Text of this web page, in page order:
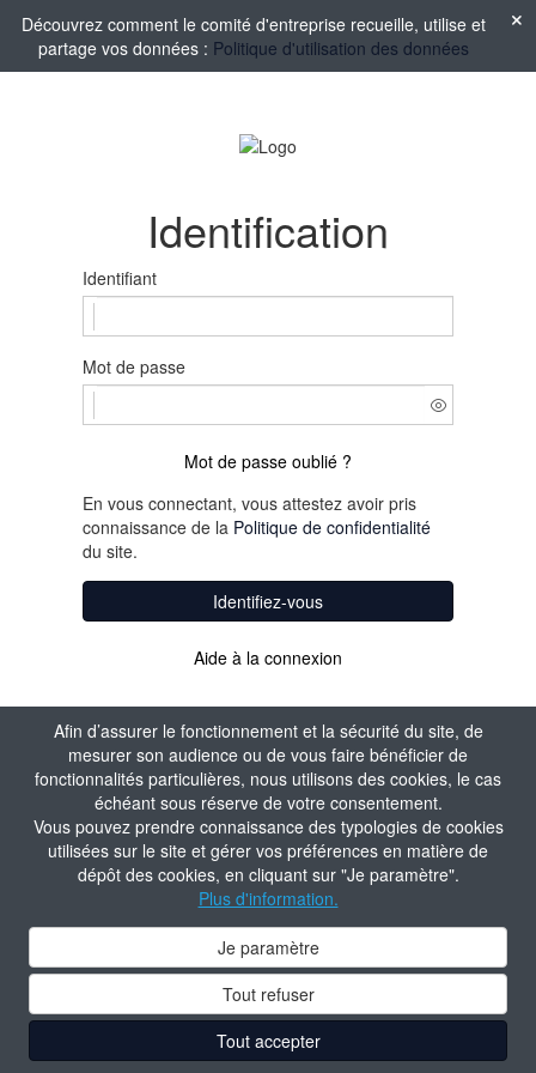
Afin d’assurer le fonctionnement et la sécurité du site, de
mesurer son audience ou de vous faire bénéficier de
fonctionnalités particulières, nous utilisons des cookies, le cas
échéant sous réserve de votre consentement.
Vous pouvez prendre connaissance des typologies de cookies
utilisées sur le site et gérer vos préférences en matière de
dépôt des cookies, en cliquant sur "Je paramètre".
Plus d'information.
Je paramètre
Tout refuser
Tout accepter
Découvrez comment le comité d'entreprise recueille, utilise et
partage vos données : Politique d'utilisation des données
Identification
Identifiant
Mot de passe
Mot de passe oublié ?
En vous connectant, vous attestez avoir pris
connaissance de la Politique de confidentialité
du site.
Identifiez-vous
Aide à la connexion